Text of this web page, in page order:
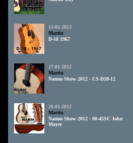
13-02-2013
Martin
D-18 1967
27-01-2012
Martin
Namm Show 2012 - CS-D18-12
26-01-2012
Martin
Namm Show 2012 - 00-45SC John
Mayer